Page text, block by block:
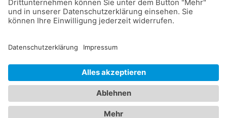
Cookies-Login-Datenschutz